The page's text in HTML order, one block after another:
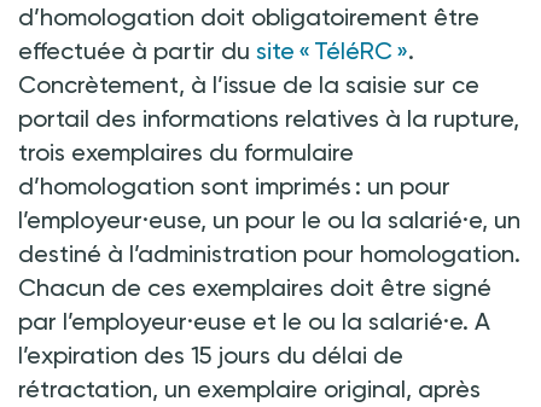
d’homologation doit obligatoirement être
effectuée à partir du site « TéléRC ».
Concrètement, à l’issue de la saisie sur ce
portail des informations relatives à la rupture,
trois exemplaires du formulaire
d’homologation sont imprimés : un pour
l’employeur·euse, un pour le ou la salarié·e, un
destiné à l’administration pour homologation.
Chacun de ces exemplaires doit être signé
par l’employeur·euse et le ou la salarié·e. A
l’expiration des 15 jours du délai de
rétractation, un exemplaire original, après